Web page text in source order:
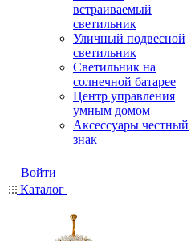
встраиваемый
светильник
Уличный подвесной
светильник
Светильник на
солнечной батарее
Центр управления
умным домом
Аксессуары честный
знак
Войти
Каталог